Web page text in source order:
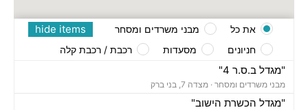
"מגדל ב.ס.ר 4"
מבני משרדים ומסחר · מצדה 7, בני ברק
"מגדל הכשרת הישוב"
hide items את כל
מבני משרדים ומסחר
חניונים
מסעדות רכבת / רכבת קלה